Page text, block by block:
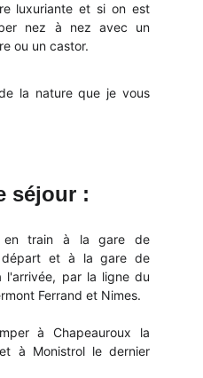
luxuriante et si on est
nez à nez avec un
ou un castor.
la nature que je vous
en train à la gare de
départ et à la gare de
l'arrivée, par la ligne du
Ferrand et Nimes.
à Chapeauroux la
à Monistrol le dernier
séjour :